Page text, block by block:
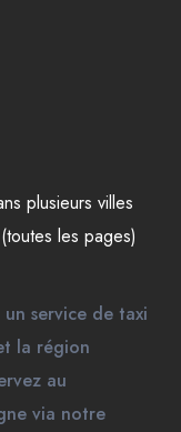
plusieurs villes
les pages)
service de taxi
la région
au
via notre